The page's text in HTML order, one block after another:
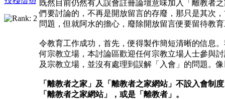
既然目前仍然有人誤會註冊論壇意味加入「離教者
們要討論的，不再是開放留言的存廢，那只是其次
問題，但就阿水的擔心，廢除開放留言便要留待教
令教育工作成功，首先，便得製作簡短清晰的信息
何宗教立場，本討論區歡迎任何宗教立場人士參與
及宗教立場，並沒有處理到誤解「入會」的問題。
「離教者之家」及「離教者之家網站」不設入會制
「離教者之家網站」，或是「離教者」。